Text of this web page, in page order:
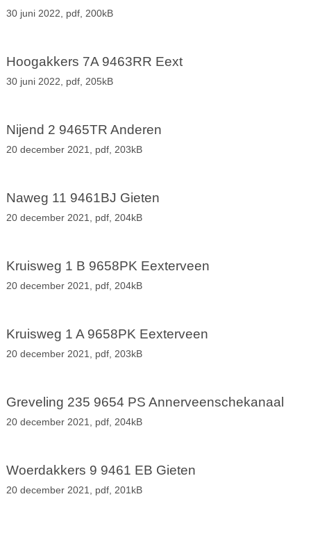
30 juni 2022, pdf, 200kB
Hoogakkers 7A 9463RR Eext
30 juni 2022, pdf, 205kB
Nijend 2 9465TR Anderen
20 december 2021, pdf, 203kB
Naweg 11 9461BJ Gieten
20 december 2021, pdf, 204kB
Kruisweg 1 B 9658PK Eexterveen
20 december 2021, pdf, 204kB
Kruisweg 1 A 9658PK Eexterveen
20 december 2021, pdf, 203kB
Greveling 235 9654 PS Annerveenschekanaal
20 december 2021, pdf, 204kB
Woerdakkers 9 9461 EB Gieten
20 december 2021, pdf, 201kB